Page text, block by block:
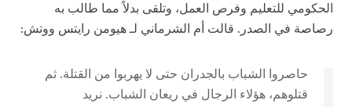
الحكومي للتعليم وفرص العمل، وتلقى بدلاً مما طالب به
رصاصة في الصدر. قالت أم الشرماني لـ هيومن رايتس ووتش:
حاصروا الشباب بالجدران حتى لا يهربوا من القتلة. ثم
قتلوهم، هؤلاء الرجال في ريعان الشباب. نريد